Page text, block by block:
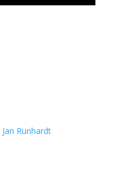
Jan Runhardt